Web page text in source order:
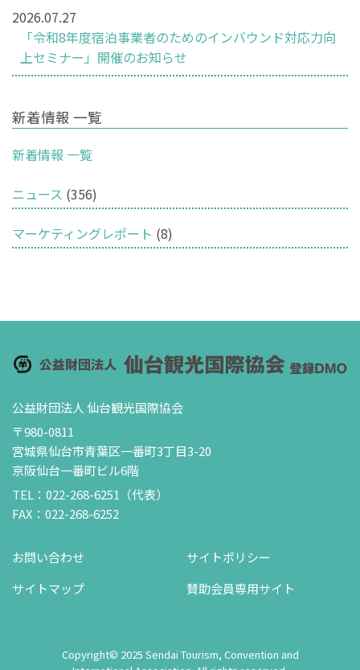
2026.07.27
「令和8年度宿泊事業者のためのインバウンド対応力向
上セミナー」開催のお知らせ
新着情報 一覧
新着情報 一覧
ニュース (356)
マーケティングレポート (8)
公益財団法人 仙台観光国際協会
〒980-0811
宮城県仙台市青葉区一番町3丁目3-20
京阪仙台一番町ビル6階
TEL：022-268-6251（代表）
FAX：022-268-6252
お問い合わせ
サイトポリシー
サイトマップ
賛助会員専用サイト
Copyright© 2025 Sendai Tourism, Convention and